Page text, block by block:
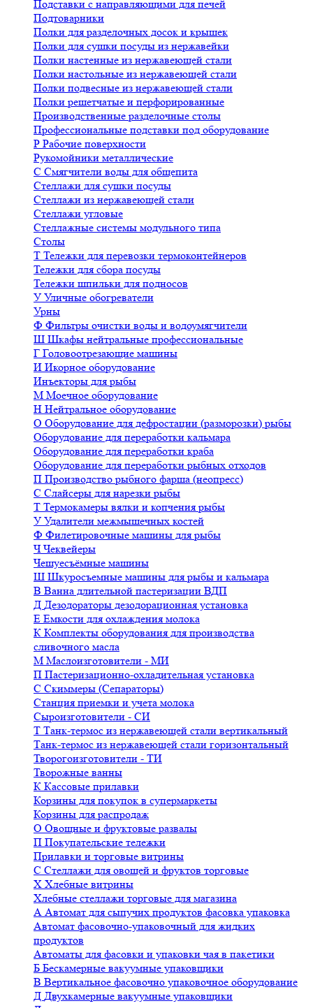
Подставки с направляющими для печей
Подтоварники
Полки для разделочных досок и крышек
Полки для сушки посуды из нержавейки
Полки настенные из нержавеющей стали
Полки настольные из нержавеющей стали
Полки подвесные из нержавеющей стали
Полки решетчатые и перфорированные
Производственные разделочные столы
Профессиональные подставки под оборудование
Р Рабочие поверхности
Рукомойники металлические
С Смягчители воды для общепита
Стеллажи для сушки посуды
Стеллажи из нержавеющей стали
Стеллажи угловые
Стеллажные системы модульного типа
Столы
Т Тележки для перевозки термоконтейнеров
Тележки для сбора посуды
Тележки шпильки для подносов
У Уличные обогреватели
Урны
Ф Фильтры очистки воды и водоумягчители
Ш Шкафы нейтральные профессиональные
Г Головоотрезающие машины
И Икорное оборудование
Инъекторы для рыбы
М Моечное оборудование
Н Нейтральное оборудование
О Оборудование для дефростации (разморозки) рыбы
Оборудование для переработки кальмара
Оборудование для переработки краба
Оборудование для переработки рыбных отходов
П Производство рыбного фарша (неопресс)
С Слайсеры для нарезки рыбы
Т Термокамеры вялки и копчения рыбы
У Удалители межмышечных костей
Ф Филетировочные машины для рыбы
ЧЧеквейеры
Чешуесъёмные машины
Ш Шкуросъемные машины для рыбы и кальмара
В Ванна длительной пастеризации ВДП
Д Дезодораторы дезодорационная установка
Е Емкости для охлаждения молока
К Комплекты оборудования для производства
сливочного масла
М Маслоизготовители - МИ
П Пастеризационно-охладительная установка
С Скиммеры (Сепараторы)
Станция приемки и учета молока
Сыроизготовители - СИ
Т Танк-термос из нержавеющей стали вертикальный
Танк-термос из нержавеющей стали горизонтальный
Творогоизготовители - ТИ
Творожные ванны
К Кассовые прилавки
Корзины для покупок в супермаркеты
Корзины для распродаж
О Овощные и фруктовые развалы
П Покупательские тележки
Прилавки и торговые витрины
С Стеллажи для овощей и фруктов торговые
Х Хлебные витрины
Хлебные стеллажи торговые для магазина
А Автомат для сыпучих продуктов фасовка упаковка
Автомат фасовочно-упаковочный для жидких
продуктов
Автоматы для фасовки и упаковки чая в пакетики
Б Бескамерные вакуумные упаковщики
В Вертикальное фасовочно упаковочное оборудование
Д Двухкамерные вакуумные упаковщики